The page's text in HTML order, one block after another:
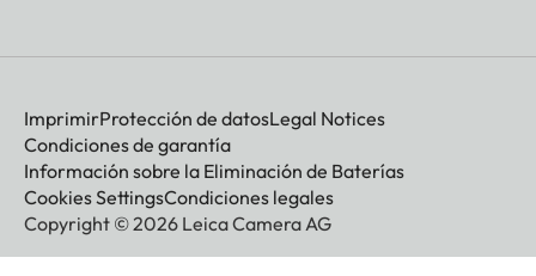
ImprimirProtección de datosLegal Notices
Condiciones de garantía
Información sobre la Eliminación de Baterías
Cookies SettingsCondiciones legales
Copyright © 2026 Leica Camera AG